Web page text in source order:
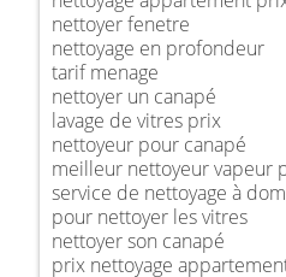
nettoyer fenetre
nettoyage en profondeur
tarif menage
nettoyer un canapé
lavage de vitres prix
nettoyeur pour canapé
meilleur nettoyeur vapeur
service de nettoyage à
pour nettoyer les vitres
nettoyer son canapé
prix nettoyage